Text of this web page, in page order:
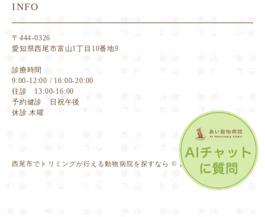
INFO
〒444-0326
愛知県西尾市富山1丁目10番地9
診療時間
9:00-12:00 / 16:00-20:00
往診 13:00-16:00
予約健診 日祝午後
休診 木曜
西尾市でトリミングが行える動物病院を探すなら © あい動物病院